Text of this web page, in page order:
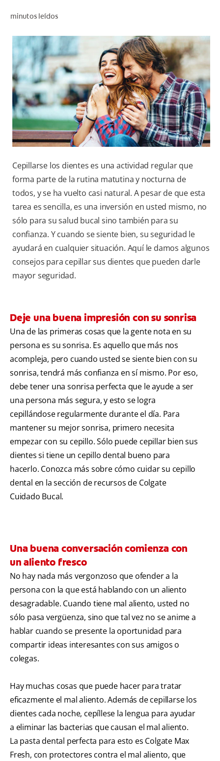
PARA PROFESIONALES
CUPONES
CO (ES)
SUSCRÍBETE
minutos leídos
Cepillarse los dientes es una actividad regular que
forma parte de la rutina matutina y nocturna de
todos, y se ha vuelto casi natural. A pesar de que esta
tarea es sencilla, es una inversión en usted mismo, no
sólo para su salud bucal sino también para su
confianza. Y cuando se siente bien, su seguridad le
ayudará en cualquier situación. Aquí le damos algunos
consejos para cepillar sus dientes que pueden darle
mayor seguridad.
Deje una buena impresión con su sonrisa
Una de las primeras cosas que la gente nota en su
persona es su sonrisa. Es aquello que más nos
acompleja, pero cuando usted se siente bien con su
sonrisa, tendrá más confianza en sí mismo. Por eso,
debe tener una sonrisa perfecta que le ayude a ser
una persona más segura, y esto se logra
cepillándose regularmente durante el día. Para
mantener su mejor sonrisa, primero necesita
empezar con su cepillo. Sólo puede cepillar bien sus
dientes si tiene un cepillo dental bueno para
hacerlo. Conozca más sobre cómo cuidar su cepillo
dental en la sección de recursos de Colgate
Cuidado Bucal.
Una buena conversación comienza con
un aliento fresco
No hay nada más vergonzoso que ofender a la
persona con la que está hablando con un aliento
desagradable. Cuando tiene mal aliento, usted no
sólo pasa vergüenza, sino que tal vez no se anime a
hablar cuando se presente la oportunidad para
compartir ideas interesantes con sus amigos o
colegas.
Hay muchas cosas que puede hacer para tratar
eficazmente el mal aliento. Además de cepillarse los
dientes cada noche, cepíllese la lengua para ayudar
a eliminar las bacterias que causan el mal aliento.
La pasta dental perfecta para esto es Colgate Max
Fresh, con protectores contra el mal aliento, que